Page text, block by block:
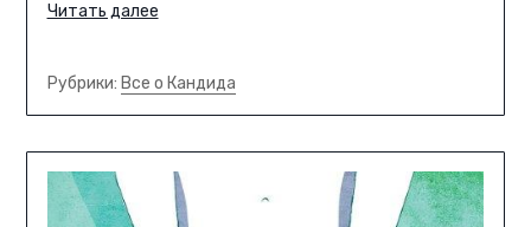
Читать далее
Рубрики: Все о Кандида